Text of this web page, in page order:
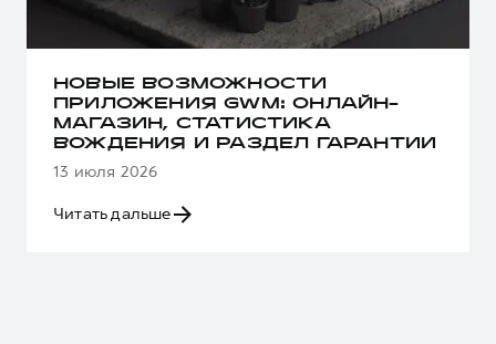
НОВЫЕ ВОЗМОЖНОСТИ
ПРИЛОЖЕНИЯ GWM: ОНЛАЙН-
МАГАЗИН, СТАТИСТИКА
ВОЖДЕНИЯ И РАЗДЕЛ ГАРАНТИИ
13 июля 2026
Читать дальше